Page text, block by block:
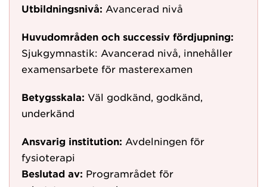
Utbildningsnivå: Avancerad nivå
Huvudområden och successiv fördjupning:
Sjukgymnastik: Avancerad nivå, innehåller
examensarbete för masterexamen
Betygsskala: Väl godkänd, godkänd,
underkänd
Ansvarig institution: Avdelningen för
fysioterapi
Beslutad av: Programrådet för